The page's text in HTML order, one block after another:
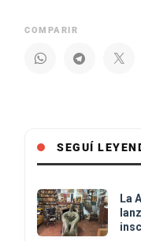
COMPARIR
SEGUÍ
La